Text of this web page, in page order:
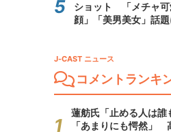
ショット 「メチャ可
顔」「美男美女」話題
J-CAST ニュース
コメントランキ
蓮舫氏「止める人は誰
「あまりにも愕然」